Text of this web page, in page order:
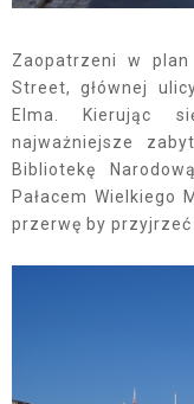
Zaopatrzeni w
Street, głównej
Elma. Kierując
najważniejsze
Bibliotekę
Pałacem Wielkiego
przerwę by